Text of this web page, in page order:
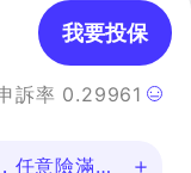
訴率 0.29961
我要投保
任意險滿